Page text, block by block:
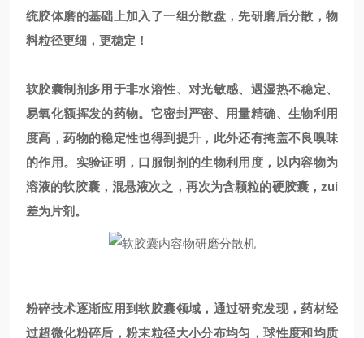
统胶体磨的基础上加入了一组分散盘，先研磨后分散，物
料粒径更细，更稳定！
软胶囊制剂多用于非水溶性、对光敏感、遇湿热不稳定、
易氧化额挥发的药物。它密封严密、用量精确、生物利用
度高，药物的稳定性也得到提升，此外还有掩盖不良嗅味
的作用。实验证明，口服制剂的生物利用度，以内容物为
溶液的软胶囊，混悬液次之，再次为含颗粒的硬胶囊，zui
差为片剂。
粉碎技术逐渐应用到软胶囊领域，通过研究发现，药材经
过超微化粉碎后，粉末粒径大小分布均匀，球性度和均质